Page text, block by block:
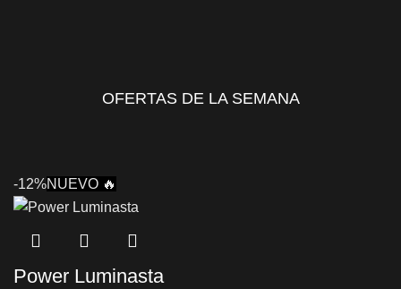
OFERTAS DE LA SEMANA
-12%NUEVO 🔥
Power Luminasta